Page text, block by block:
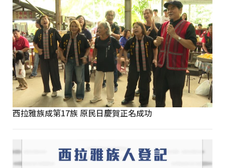
西拉雅族成第17族 原民日慶賀正名成功